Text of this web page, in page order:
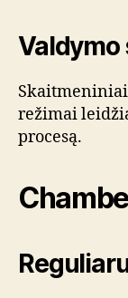
Valdymo
režimai
procesą.